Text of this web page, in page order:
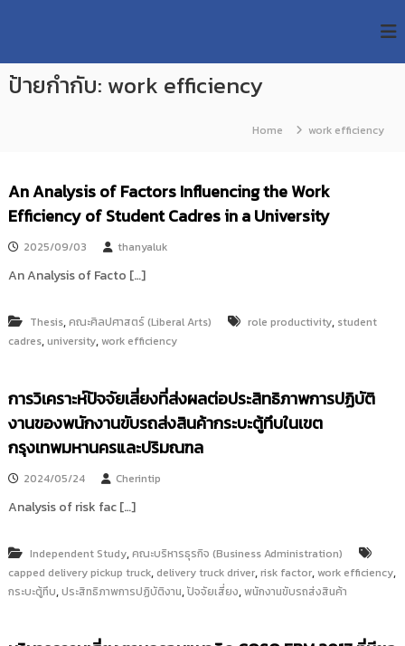
p
U
T
e
a
r
c
R
e
s
i
t
o
r
y
ค
ลั
ง
อ
วิ
ท
ท
ค
โ
ล
า
ช
ล
ธั
ญ
บุ
ป้ายกำกับ: work efficiency
Home work efficiency
An Analysis of Factors Influencing the Work
Efficiency of Student Cadres in a University
2025/09/03 thanyaluk
An Analysis of Facto […]
Thesis,คณะศิลปศาสตร์ (Liberal Arts) role productivity, student
cadres,university,work efficiency
การวิเคราะห์ปัจจัยเสี่ยงที่ส่งผลต่อประสิทธิภาพการปฏิบัติ
งานของพนักงานขับรถส่งสินค้ากระบะตู้ทึบในเขต
กรุงเทพมหานครและปริมณฑล
2024/05/24 Cherintip
Analysis of risk fac […]
Independent Study,คณะบริหารธุรกิจ (Business Administration)
capped delivery pickup truck,delivery truck driver,risk factor,work efficiency,
กระบะตู้ทึบ,ประสิทธิภาพการปฏิบัติงาน,ปัจจัยเสี่ยง,พนักงานขับรถส่งสินค้า